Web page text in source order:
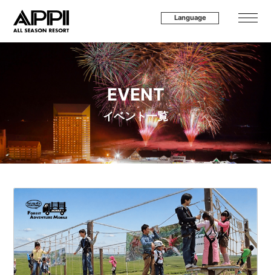
Language
EVENT
イベント一覧